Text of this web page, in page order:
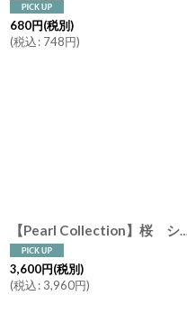
680円(税別)
(税込: 748円)
【Pearl Collection】桜 シェルプレート 小皿
3,600円(税別)
(税込: 3,960円)